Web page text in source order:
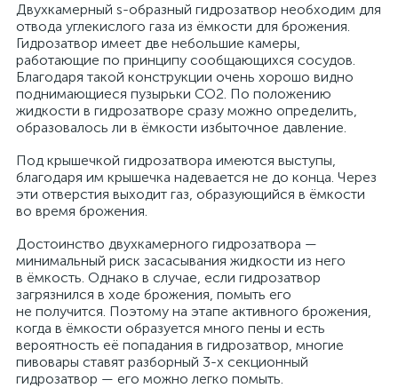
Двухкамерный s-образный гидрозатвор необходим для
отвода углекислого газа из ёмкости для брожения.
Гидрозатвор имеет две небольшие камеры,
работающие по принципу сообщающихся сосудов.
Благодаря такой конструкции очень хорошо видно
поднимающиеся пузырьки CO2. По положению
жидкости в гидрозатворе сразу можно определить,
образовалось ли в ёмкости избыточное давление.
Под крышечкой гидрозатвора имеются выступы,
благодаря им крышечка надевается не до конца. Через
эти отверстия выходит газ, образующийся в ёмкости
во время брожения.
Достоинство двухкамерного гидрозатвора —
минимальный риск засасывания жидкости из него
в ёмкость. Однако в случае, если гидрозатвор
загрязнился в ходе брожения, помыть его
не получится. Поэтому на этапе активного брожения,
когда в ёмкости образуется много пены и есть
вероятность её попадания в гидрозатвор, многие
пивовары ставят разборный 3-х секционный
гидрозатвор — его можно легко помыть.